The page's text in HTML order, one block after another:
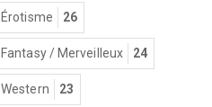
Érotisme 26
Fantasy / Merveilleux 24
Western 23